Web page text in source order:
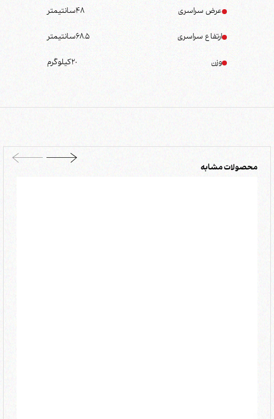
عرض سراسری 48سانتیمتر
ارتفاع سراسری 68.5سانتیمتر
وزن 20کیلوگرم
محصولات مشابه